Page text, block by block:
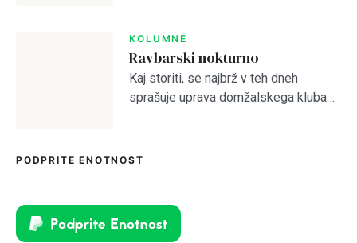
novo […]
KOLUMNE
Ravbarski nokturno
Kaj storiti, se najbrž v teh dneh
sprašuje uprava domžalskega kluba
zelo zanima tamkajšnje sicer
PODPRITE ENOTNOST